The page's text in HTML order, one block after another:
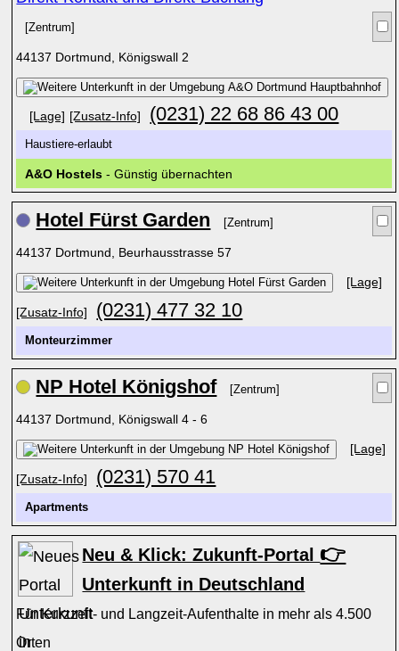
[Zentrum]
44137 Dortmund, Königswall 2
[Lage] [Zusatz-Info] (0231) 22 68 86 43 00
Haustiere-erlaubt
A&O Hostels - Günstig übernachten
Hotel Fürst Garden [Zentrum]
44137 Dortmund, Beurhausstrasse 57
[Lage]
[Zusatz-Info] (0231) 477 32 10
Monteurzimmer
NP Hotel Königshof [Zentrum]
44137 Dortmund, Königswall 4 - 6
[Lage]
[Zusatz-Info] (0231) 570 41
Apartments
Neu & Klick: Zukunft-Portal 👉
Unterkunft in Deutschland
Für Kurzzeit- und Langzeit-Aufenthalte in mehr als 4.500
Orten